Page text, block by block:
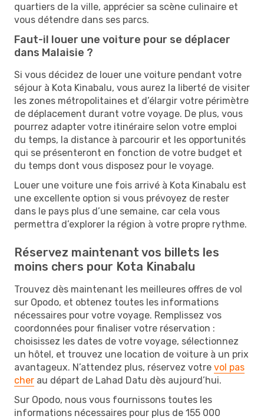
quartiers de la ville, apprécier sa scène culinaire et
vous détendre dans ses parcs.
Faut-il louer une voiture pour se déplacer
dans Malaisie ?
Si vous décidez de louer une voiture pendant votre
séjour à Kota Kinabalu, vous aurez la liberté de visiter
les zones métropolitaines et d’élargir votre périmètre
de déplacement durant votre voyage. De plus, vous
pourrez adapter votre itinéraire selon votre emploi
du temps, la distance à parcourir et les opportunités
qui se présenteront en fonction de votre budget et
du temps dont vous disposez pour le voyage.
Louer une voiture une fois arrivé à Kota Kinabalu est
une excellente option si vous prévoyez de rester
dans le pays plus d’une semaine, car cela vous
permettra d’explorer la région à votre propre rythme.
Réservez maintenant vos billets les
moins chers pour Kota Kinabalu
Trouvez dès maintenant les meilleures offres de vol
sur Opodo, et obtenez toutes les informations
nécessaires pour votre voyage. Remplissez vos
coordonnées pour finaliser votre réservation :
choisissez les dates de votre voyage, sélectionnez
un hôtel, et trouvez une location de voiture à un prix
avantageux. N’attendez plus, réservez votre vol pas
cher au départ de Lahad Datu dès aujourd’hui.
Sur Opodo, nous vous fournissons toutes les
informations nécessaires pour plus de 155 000